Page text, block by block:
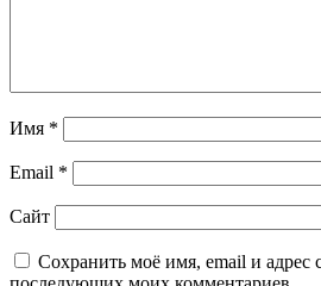
Имя *
Email *
Сайт
Сохранить моё имя, email и адрес